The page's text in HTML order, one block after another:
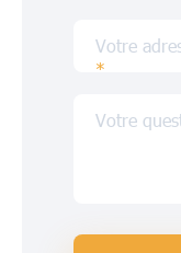
Votre
*
Votre